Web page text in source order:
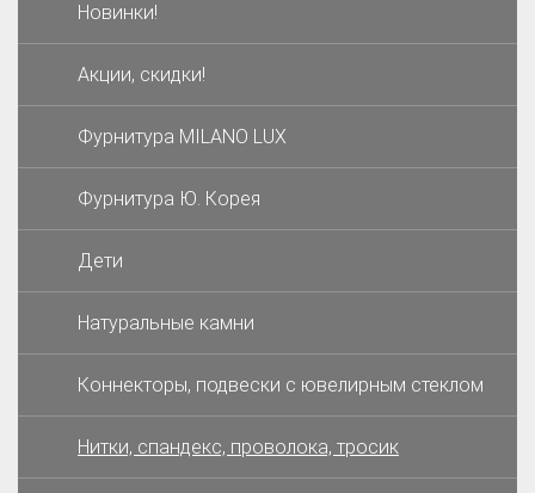
Новинки!
Акции, скидки!
Фурнитура MILANO LUX
Фурнитура Ю. Корея
Дети
Натуральные камни
Коннекторы, подвески с ювелирным стеклом
Нитки, спандекс, проволока, тросик